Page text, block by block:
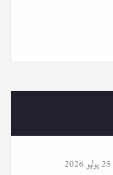
25 يوليو 2026